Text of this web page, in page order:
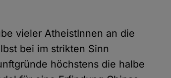
vieler AtheistInnen an die
bei im strikten Sinn
höchstens die halbe